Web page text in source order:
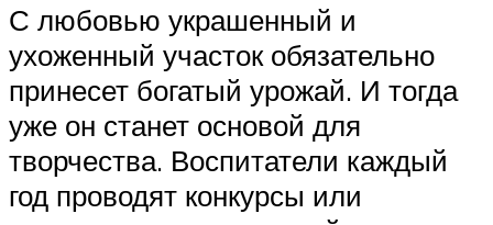
С любовью украшенный и
ухоженный участок обязательно
принесет богатый урожай. И тогда
уже он станет основой для
творчества. Воспитатели каждый
год проводят конкурсы или